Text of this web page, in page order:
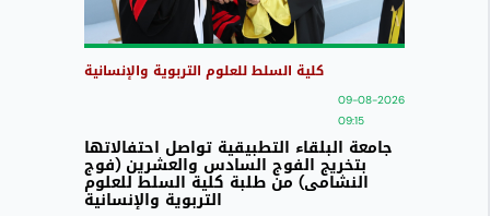
كلية السلط للعلوم التربوية والإنسانية
09-08-2026
09:15
جامعة البلقاء التطبيقية تواصل احتفالاتها
بتخريج الفوج السادس والعشرين (فوج
النشامى) من طلبة كلية السلط للعلوم
التربوية والإنسانية